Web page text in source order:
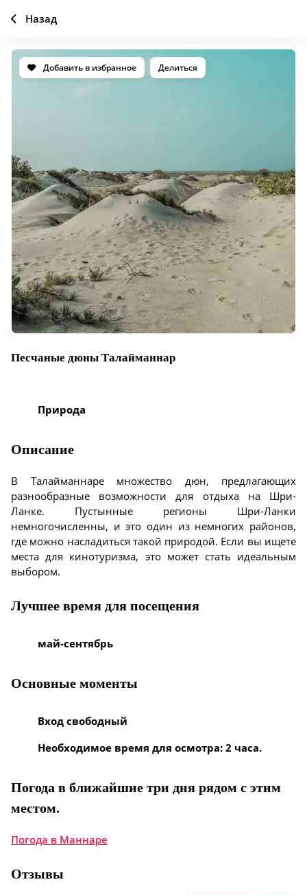
Добавить в избранное Делиться
Песчаные дюны Талайманнар
Природа
Описание
В Талайманнаре множество дюн, предлагающих
разнообразные возможности для отдыха на Шри-
Ланке. Пустынные регионы Шри-Ланки
немногочисленны, и это один из немногих районов,
где можно насладиться такой природой. Если вы ищете
места для кинотуризма, это может стать идеальным
выбором.
Лучшее время для посещения
май-сентябрь
Основные моменты
Вход свободный
Необходимое время для осмотра: 2 часа.
Погода в ближайшие три дня рядом с этим
местом.
Погода в Маннаре
Отзывы
Назад